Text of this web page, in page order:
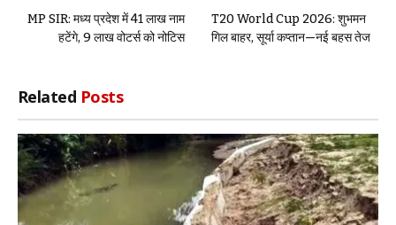
MP SIR: मध्य प्रदेश में 41 लाख नाम
हटेंगे, 9 लाख वोटर्स को नोटिस
T20 World Cup 2026: शुभमन
गिल बाहर, सूर्या कप्तान—नई बहस तेज
Related Posts